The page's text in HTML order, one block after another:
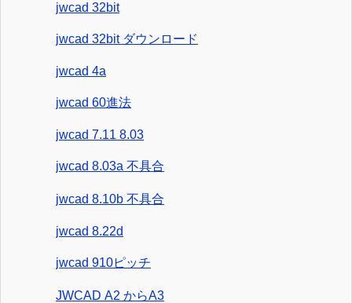
jwcad 32bit
jwcad 32bit ダウンロード
jwcad 4a
jwcad 60進法
jwcad 7.11 8.03
jwcad 8.03a 不具合
jwcad 8.10b 不具合
jwcad 8.22d
jwcad 910ピッチ
JWCAD A2 からA3